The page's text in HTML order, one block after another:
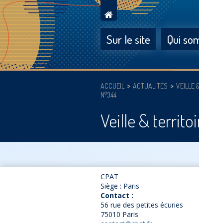
Sur le site Qui
ACCUEIL ACTUALITÉS
VEILLE
N°344
Veille &
CPAT
Siège : Paris
Contact :
56 rue des petites écuries
75010 Paris